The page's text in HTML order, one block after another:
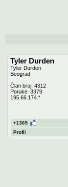
Tyler Durden
Tyler Durden
Beograd
Član broj: 4312
Poruke: 3379
195.66.174.*
+1365
Profil